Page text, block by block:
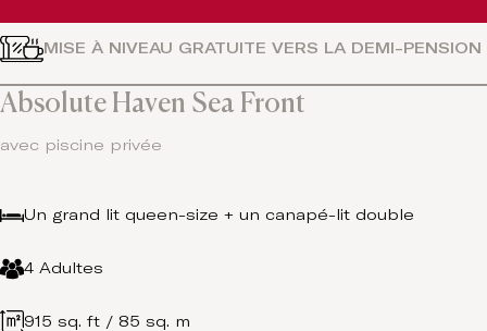
MISE À NIVEAU GRATUITE VERS LA DEMI-PENSION
Absolute Haven Sea Front
avec piscine privée
Un grand lit queen-size + un canapé-lit double
4 Adultes
915 sq. ft / 85 sq. m